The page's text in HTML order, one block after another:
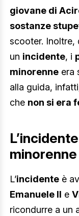
giovane di
sostanze
scooter. Inoltre,
un incidente, i
minorenne era
alla guida,
che non si era
L’incidente è
Emanuele II e
ricondurre a un